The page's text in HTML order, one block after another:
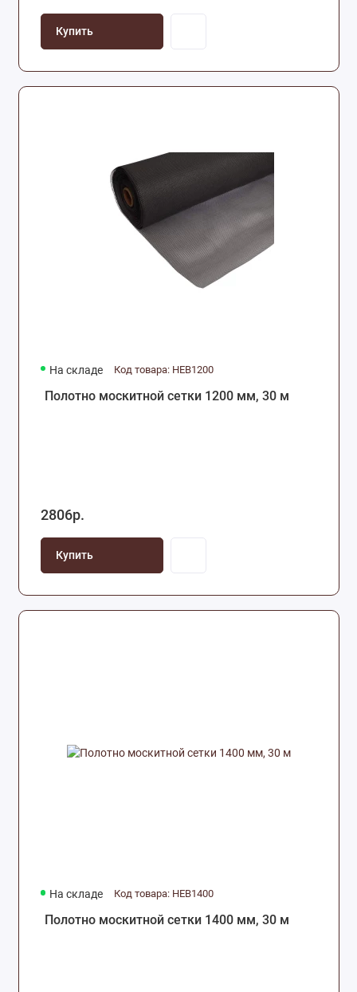
Купить
На складе Код товара: HEB1200
Полотно москитной сетки 1200 мм, 30 м
2806р.
Купить
На складе Код товара: HEB1400
Полотно москитной сетки 1400 мм, 30 м